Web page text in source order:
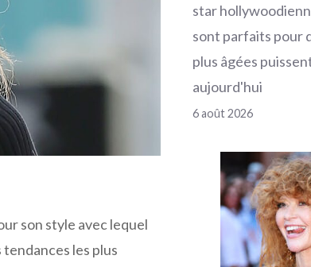
son style avec lequel
tendances les plus
star
sont parfaits pour
plus âgées
aujourd'hui
6 août 2026